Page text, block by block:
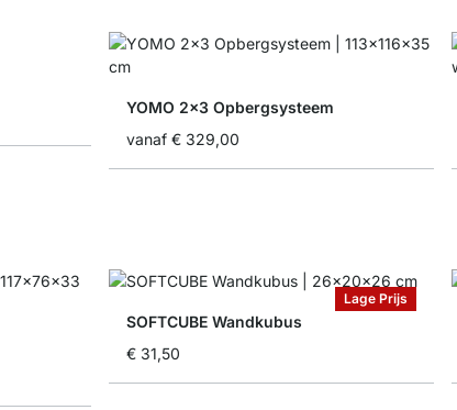
YOMO 2x3 Opbergsysteem
vanaf € 329,00
Lage Prijs
SOFTCUBE Wandkubus
€ 31,50